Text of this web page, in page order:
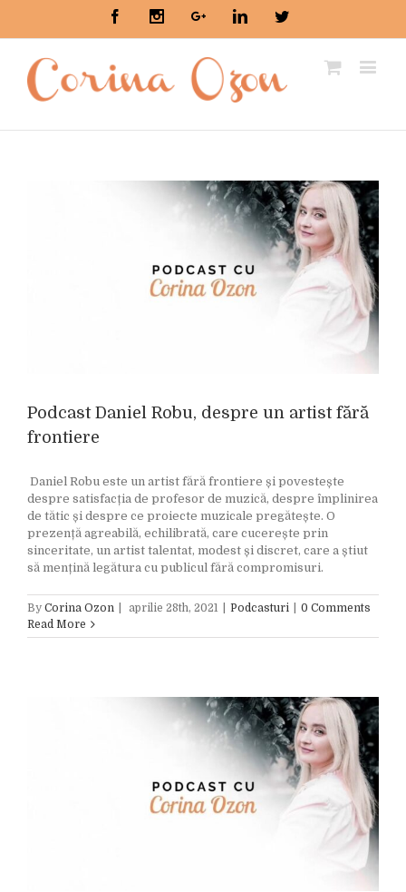
FacebookInstagramGoogle+LinkedinTwitter
Podcast Daniel Robu, despre un artist fără
frontiere
Daniel Robu este un artist fără frontiere și povestește
despre satisfacția de profesor de muzică, despre împlinirea
de tătic și despre ce proiecte muzicale pregătește. O
prezență agreabilă, echilibrată, care cucerește prin
sinceritate, un artist talentat, modest și discret, care a știut
să mențină legătura cu publicul fără compromisuri.
By Corina Ozon aprilie 28th, 2021 Podcasturi
0 Comments
Read More